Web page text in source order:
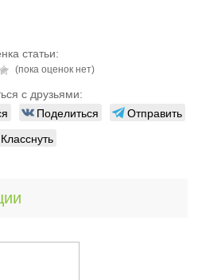
статьи:
(пока оценок нет)
с друзьями:
Поделиться
Отправить
Класснуть